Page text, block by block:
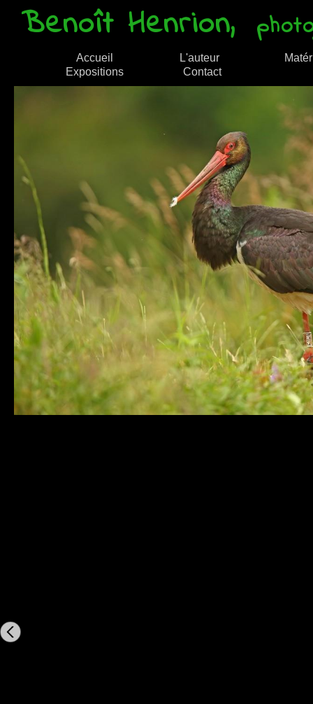
Benoît Henrion,
Accueil L'auteur
Expositions
Contact